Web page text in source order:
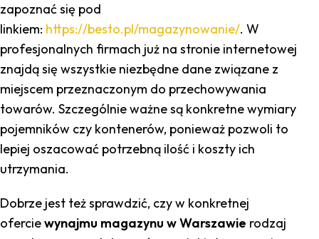
zapoznać się pod
linkiem: https://besto.pl/magazynowanie/. W
profesjonalnych firmach już na stronie internetowej
znajdą się wszystkie niezbędne dane związane z
miejscem przeznaczonym do przechowywania
towarów. Szczególnie ważne są konkretne wymiary
pojemników czy kontenerów, ponieważ pozwoli to
lepiej oszacować potrzebną ilość i koszty ich
utrzymania.
Dobrze jest też sprawdzić, czy w konkretnej
oferciewynajmu magazynu w Warszawie rodzaj